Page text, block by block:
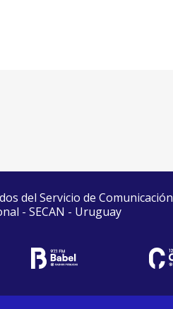
del Servicio de Comunicación
- SECAN - Uruguay